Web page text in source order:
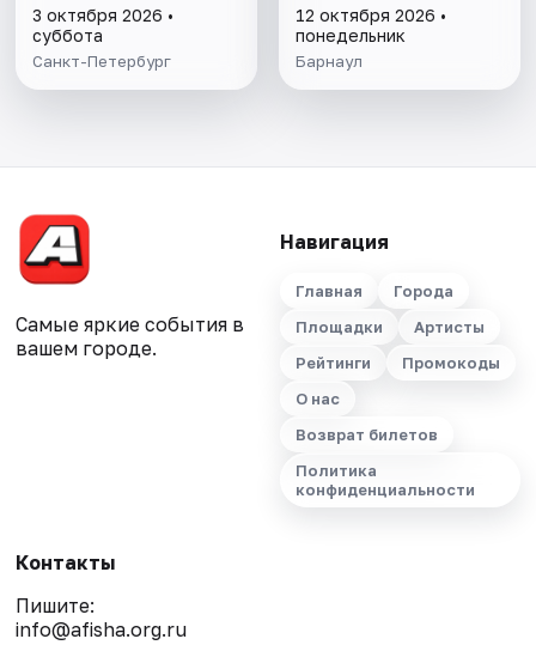
3 октября 2026 •
суббота
Санкт-Петербург
12 октября 2026 •
понедельник
Барнаул
Самые яркие события в
вашем городе.
Навигация
Главная
Города
Площадки
Артисты
Рейтинги
Промокоды
О нас
Возврат билетов
Политика
конфиденциальности
Контакты
Пишите:
info@afisha.org.ru